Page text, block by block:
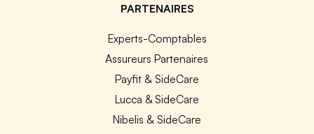
PARTENAIRES
Experts-Comptables
Assureurs Partenaires
Payfit & SideCare
Lucca & SideCare
Nibelis & SideCare